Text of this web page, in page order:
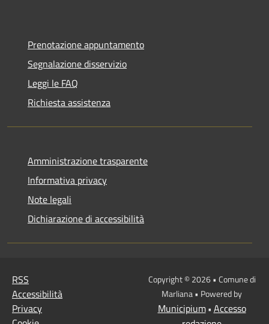
Prenotazione appuntamento
Segnalazione disservizio
Leggi le FAQ
Richiesta assistenza
Amministrazione trasparente
Informativa privacy
Note legali
Dichiarazione di accessibilità
RSS
Accessibilità
Privacy
Copyright © 2026 • Comune di
Marliana • Powered by
Municipium• Accesso